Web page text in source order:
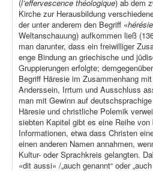
(l’effervescence théologique) ab dem
Kirche zur Herausbildung
der unter anderem den Begriff «hérésie
Weltanschauung) aufkommen ließ
man darunter, dass ein freiwilliger
enge Bindung an griechische und
Gruppierungen erfolgte;
Begriff Häresie im Zusammenhang
Anderssein, Irrtum und Ausschluss
man mit Gewinn auf
Häresie und christliche Polemik
siebten Kapitel gibt es eine Reihe von
Informationen, etwa dass Christen
einen anderen Namen annahmen,
Kultur- oder Sprachkreis gelangten.
«dit aussi» /„auch genannt“ oder